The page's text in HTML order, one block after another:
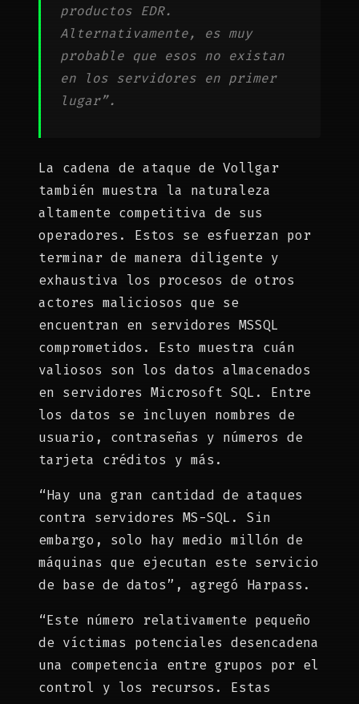
productos EDR.
Alternativamente, es muy
probable que esos no existan
en los servidores en primer
lugar”.
La cadena de ataque de Vollgar
también muestra la naturaleza
altamente competitiva de sus
operadores. Estos se esfuerzan por
terminar de manera diligente y
exhaustiva los procesos de otros
actores maliciosos que se
encuentran en servidores MSSQL
comprometidos. Esto muestra cuán
valiosos son los datos almacenados
en servidores Microsoft SQL. Entre
los datos se incluyen nombres de
usuario, contraseñas y números de
tarjeta créditos y más.
“Hay una gran cantidad de ataques
contra servidores MS-SQL. Sin
embargo, solo hay medio millón de
máquinas que ejecutan este servicio
de base de datos”, agregó Harpass.
“Este número relativamente pequeño
de víctimas potenciales desencadena
una competencia entre grupos por el
control y los recursos. Estas